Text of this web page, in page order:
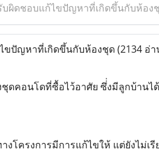
บผิดชอบแก้ไขปัญหาที่เกิดขึ้นกับห้อง
ขปัญหาที่เกิดขึ้นกับห้องชุด(2134 อ่า
ดคอนโดที่ซื้อไว้อาศัย ซึ่่งมีลูกบ้าน
งโครงการมีการแก้ไขให้ แต่ยังไม่เ